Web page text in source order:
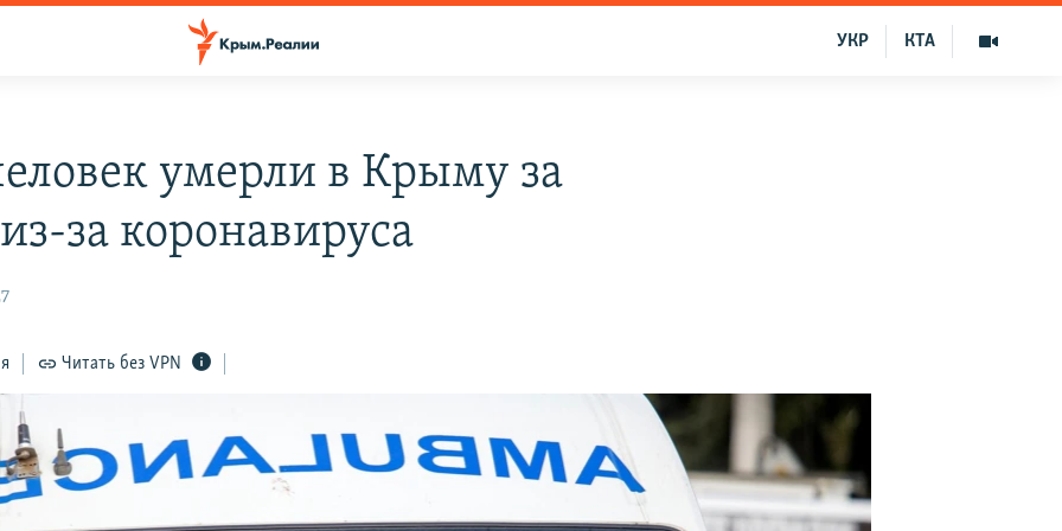
КТА
УКР
умерли в Крыму за
за коронавируса
Читать без VPN